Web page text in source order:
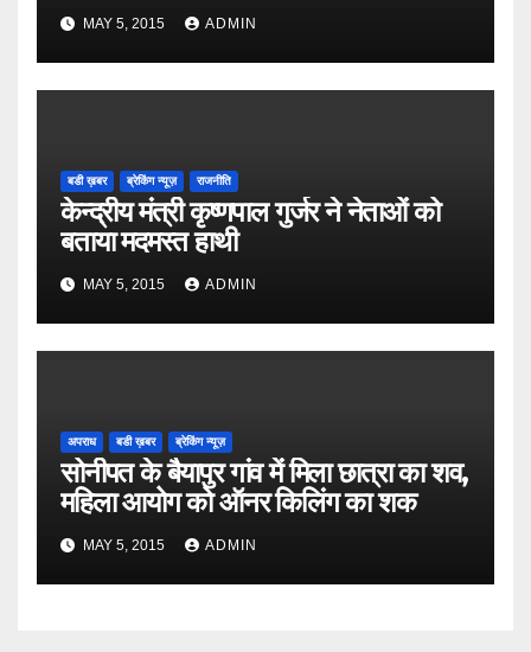
MAY 5, 2015 ADMIN
बडी ख़बर ब्रेकिंग न्यूज़ राजनीति
केन्द्रीय मंत्री कृष्णपाल गुर्जर ने नेताओं को
बताया मदमस्त हाथी
MAY 5, 2015 ADMIN
अपराध बडी ख़बर ब्रेकिंग न्यूज़
सोनीपत के बैयापुर गांव में मिला छात्रा का शव,
महिला आयोग को ऑनर किलिंग का शक
MAY 5, 2015 ADMIN